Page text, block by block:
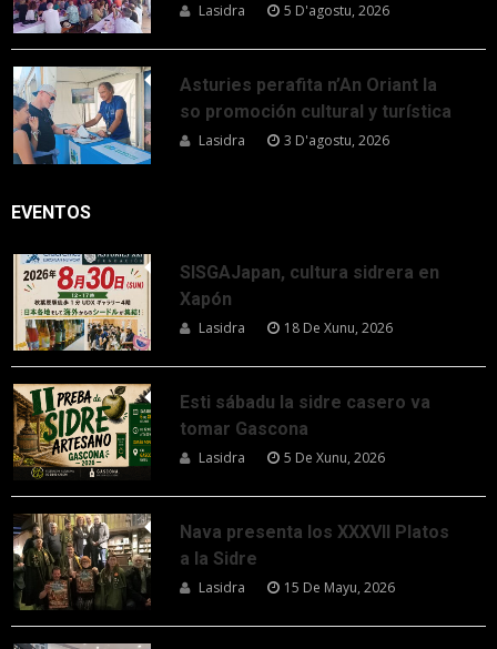
Lasidra 5 D'agostu, 2026
Asturies perafita n’An Oriant la
so promoción cultural y turística
Lasidra 3 D'agostu, 2026
EVENTOS
SISGAJapan, cultura sidrera en
Xapón
Lasidra 18 De Xunu, 2026
Esti sábadu la sidre casero va
tomar Gascona
Lasidra 5 De Xunu, 2026
Nava presenta los XXXVII Platos
a la Sidre
Lasidra 15 De Mayu, 2026